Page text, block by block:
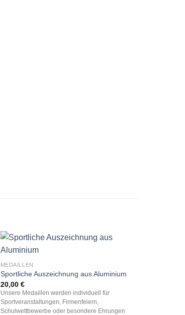
MEDAILLEN
Sportliche Auszeichnung aus Aluminium
20,00 €
Unsere Medaillen werden individuell für
Sportveranstaltungen, Firmenfeiern,
Schulwettbewerbe oder besondere Ehrungen